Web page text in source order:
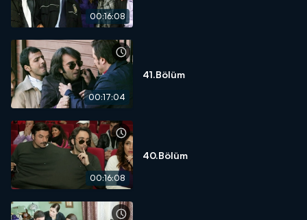
00:16:08
00:17:04
41.Bölüm
00:16:08
40.Bölüm